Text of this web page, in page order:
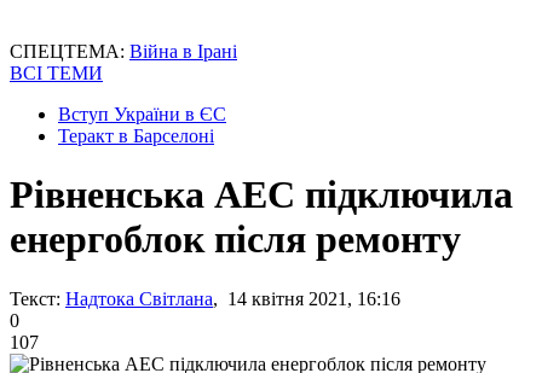
СПЕЦТЕМА: Війна в Ірані
ВСІ ТЕМИ
Вступ України в ЄС
Теракт в Барселоні
Рівненська АЕС підключила
енергоблок після ремонту
Текст: Надтока Світлана, 14 квітня 2021, 16:16
0
107